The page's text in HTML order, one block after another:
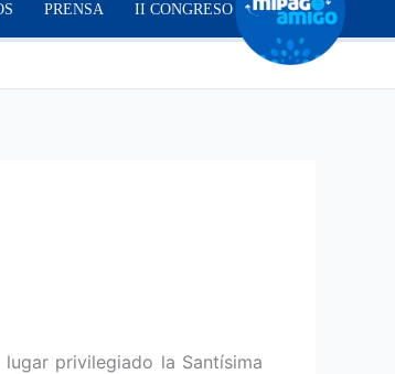
PRENSA II CONGRESO
privilegiado la Santísima